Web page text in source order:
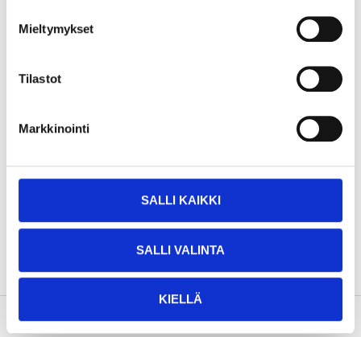
Mieltymykset
Tilastot
Markkinointi
SALLI KAIKKI
SALLI VALINTA
KIELLÄ
Weight
Length
305 mm
377 mm
About the manufacturer